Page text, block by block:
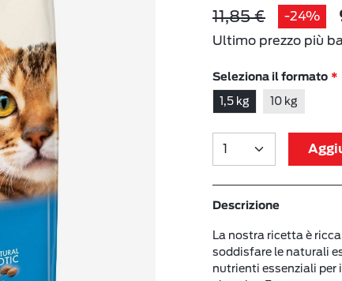
11,85 € -24%
Ultimo prezzo più
Seleziona il formato
1,5 kg 10 kg
Descrizione
La nostra ricetta è
soddisfare le naturali
nutrienti essenziali per